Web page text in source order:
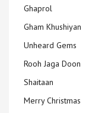
Ghaprol
Gham Khushiyan
Unheard Gems
Rooh Jaga Doon
Shaitaan
Merry Christmas